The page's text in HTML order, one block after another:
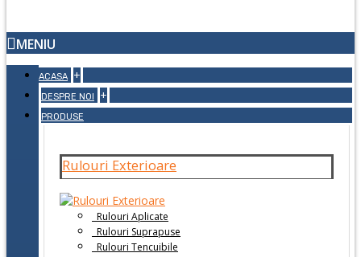
MENIU
ACASA +
DESPRE NOI +
PRODUSE
Rulouri Exterioare
Rulouri Aplicate
Rulouri Suprapuse
Rulouri Tencuibile